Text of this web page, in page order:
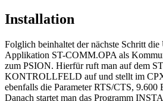
Installation
Folglich beinhaltet der nächste Schritt die
Applikation ST-COMM.OPA als
zum PSION. Hierfür ruft man auf dem
KONTROLLFELD auf und stellt im
ebenfalls die Parameter RTS/CTS, 9.600
Danach startet man das Programm